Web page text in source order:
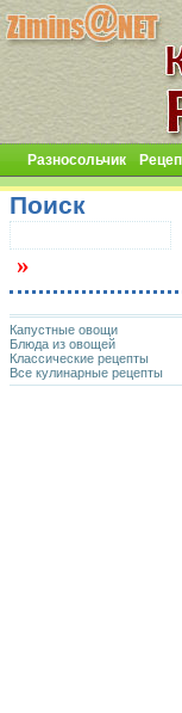
Разносольчик
Поиск
Капустные овощи
Блюда из овощей
Классические рецепты
Все кулинарные рецепты